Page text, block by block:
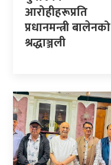
आरोहीहरूप्रति
प्रधानमन्त्री बालेनको
श्रद्धाञ्जली